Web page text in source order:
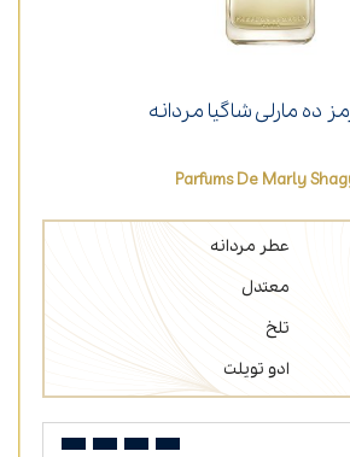
ده مارلی شاگیا مردانه
Parfums De Marly
عطر مردانه
معتدل
تلخ
ادو تویلت